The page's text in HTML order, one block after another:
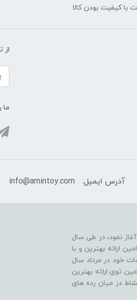
با کیفیت بودن کالا
از
ما
آدرس ایمیل: info@amintoy.com
فکری از سال 1398 بصورت تخصصی آغاز نمود، در طی سال
ارائه بهترین و با
خود در مرداد سال
توی ارائه بهترین
در میان رده های